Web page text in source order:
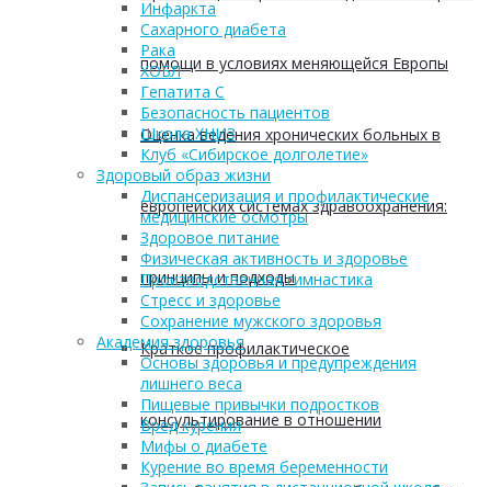
помощи в условиях меняющейся Европы
Оценка ведения хронических больных в
европейских системах здравоохранения:
принципы и подходы
Краткое профилактическое
консультирование в отношении
Инфаркта
Сахарного диабета
Рака
ХОБЛ
Гепатита С
Безопасность пациентов
Школа ХНИЗ
Клуб «Сибирское долголетие»
Здоровый образ жизни
Диспансеризация и профилактические
медицинские осмотры
Здоровое питание
Физическая активность и здоровье
Производственная гимнастика
Стресс и здоровье
Сохранение мужского здоровья
Академия здоровья
Основы здоровья и предупреждения
лишнего веса
Пищевые привычки подростков
Вред курения
Мифы о диабете
Курение во время беременности